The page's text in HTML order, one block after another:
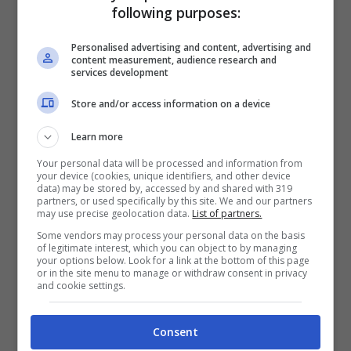
Fiorentina, è fatta per Barak
Il ceco arriva in prestito, che diventerà
obbligo allo scattare di alcune semplici
condizioni. L’affare, è praticamente chiuso
ed il giocatore potrebbe sbarcare a Firenze,
già prima del week end. Per questo motivo
sarà difficile vedereBarakgià in campo
domenica prossima contro il Napoli, ma di
certo lo vedremo nelle gare successive. Il
centrocampista nello scorso campionato,
ha giocato 28 partite con una presenza
following purposes:
Personalised advertising and content, advertising and
content measurement, audience research and
services development
Store and/or access information on a device
Learn more
Your personal data will be processed and information from
your device (cookies, unique identifiers, and other device
data) may be stored by, accessed by and shared with 319
partners, or used specifically by this site. We and our partners
may use precise geolocation data. List of partners.
Some vendors may process your personal data on the basis
of legitimate interest, which you can object to by managing
your options below. Look for a link at the bottom of this page
or in the site menu to manage or withdraw consent in privacy
and cookie settings.
Consent